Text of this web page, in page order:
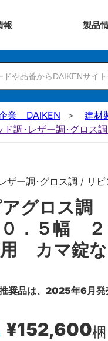
報 製品
企業 DAIKEN 建材
調･レザー調･グロス
ザー調･グロス調 / リビ
アグロス
．５幅
カマ錠
奨品は、2025年6月発
¥152,600梱